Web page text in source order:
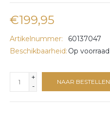
€199,95
Artikelnummer:
60137047
Beschikbaarheid: Op voorraad
+
-
NAAR BESTELLEN